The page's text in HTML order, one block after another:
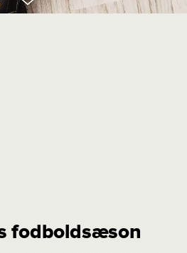
fodboldsæson